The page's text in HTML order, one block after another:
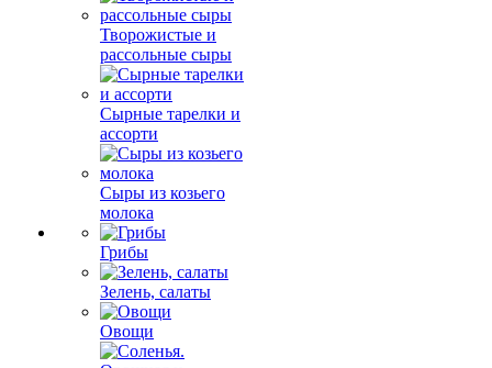
Творожистые и
рассольные сыры
Сырные тарелки и
ассорти
Сыры из козьего
молока
Грибы
Зелень, салаты
Овощи